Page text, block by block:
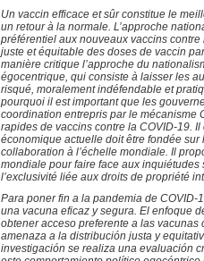
Un vaccin efficace et sûr constitue le
un retour à la normale. L’approche
préférentiel aux nouveaux vaccins
juste et équitable des doses de vaccin
manière critique l’approche du
égocentrique, qui consiste à laisser les
risqué, moralement indéfendable et
pourquoi il est important que les
coordination entrepris par le mécanisme
rapides de vaccins contre la COVID-19.
économique actuelle doit être fondée
collaboration à l’échelle mondiale. Il
mondiale pour faire face aux inquiétudes
l’exclusivité liée aux droits de propriété
Para poner fin a la pandemia de
una vacuna eficaz y segura. El enfoque
obtener acceso preferente a las
amenaza a la distribución justa y
investigación se realiza una evaluación